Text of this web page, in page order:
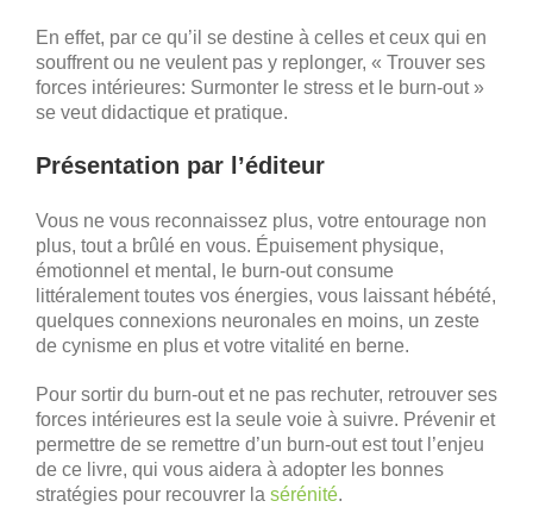
En effet, par ce qu’il se destine à celles et ceux qui en
souffrent ou ne veulent pas y replonger, « Trouver ses
forces intérieures: Surmonter le stress et le burn-out »
se veut didactique et pratique.
Présentation par l’éditeur
Vous ne vous reconnaissez plus, votre entourage non
plus, tout a brûlé en vous. Épuisement physique,
émotionnel et mental, le burn-out consume
littéralement toutes vos énergies, vous laissant hébété,
quelques connexions neuronales en moins, un zeste
de cynisme en plus et votre vitalité en berne.
Pour sortir du burn-out et ne pas rechuter, retrouver ses
forces intérieures est la seule voie à suivre. Prévenir et
permettre de se remettre d’un burn-out est tout l’enjeu
de ce livre, qui vous aidera à adopter les bonnes
stratégies pour recouvrer la sérénité.